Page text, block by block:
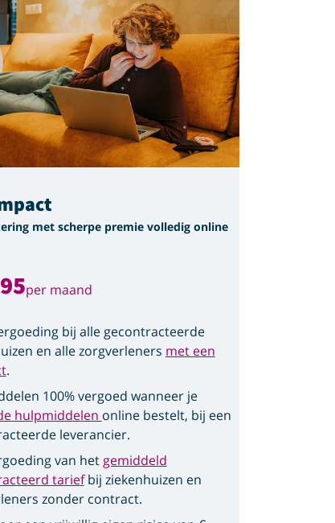
met scherpe premie volledig online
per maand
bij alle gecontracteerde
en alle zorgverleners met een
.
100% vergoed wanneer je
hulpmiddelen online bestelt, bij een
leverancier.
van het gemiddeld
tariefbij ziekenhuizen en
zonder contract.